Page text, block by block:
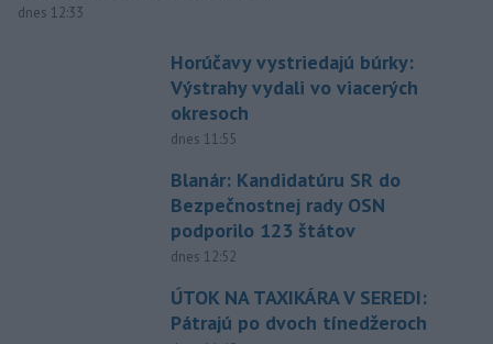
dnes 12:33
Horúčavy vystriedajú búrky:
Výstrahy vydali vo viacerých
okresoch
dnes 11:55
Blanár: Kandidatúru SR do
Bezpečnostnej rady OSN
podporilo 123 štátov
dnes 12:52
ÚTOK NA TAXIKÁRA V SEREDI:
Pátrajú po dvoch tínedžeroch